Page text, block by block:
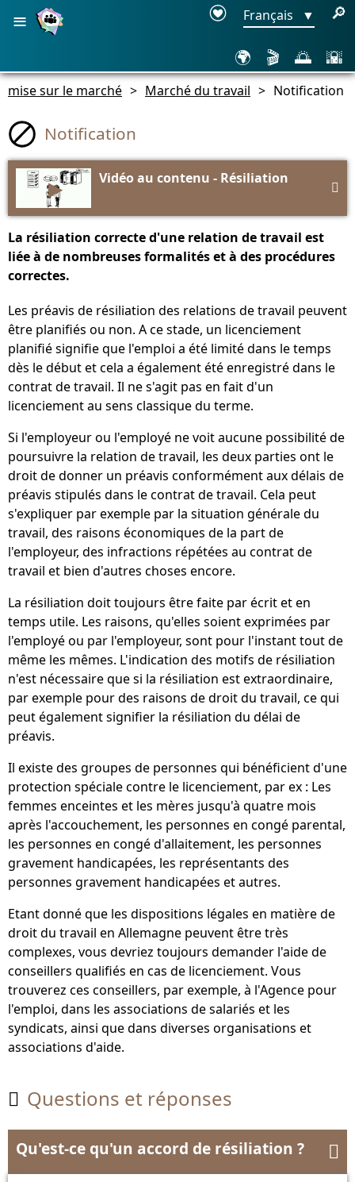
≡ Français ▼ 🔎
🌍 🎬 🌅 🌇
mise sur le marché > Marché du travail > Notification
Notification
▶ Vidéo au contenu - Résiliation

La résiliation correcte d'une relation de travail est
liée à de nombreuses formalités et à des procédures
correctes.
Les préavis de résiliation des relations de travail peuvent
être planifiés ou non. A ce stade, un licenciement
planifié signifie que l'emploi a été limité dans le temps
dès le début et cela a également été enregistré dans le
contrat de travail. Il ne s'agit pas en fait d'un
licenciement au sens classique du terme.
Si l'employeur ou l'employé ne voit aucune possibilité de
poursuivre la relation de travail, les deux parties ont le
droit de donner un préavis conformément aux délais de
préavis stipulés dans le contrat de travail. Cela peut
s'expliquer par exemple par la situation générale du
travail, des raisons économiques de la part de
l'employeur, des infractions répétées au contrat de
travail et bien d'autres choses encore.
La résiliation doit toujours être faite par écrit et en
temps utile. Les raisons, qu'elles soient exprimées par
l'employé ou par l'employeur, sont pour l'instant tout de
même les mêmes. L'indication des motifs de résiliation
n'est nécessaire que si la résiliation est extraordinaire,
par exemple pour des raisons de droit du travail, ce qui
peut également signifier la résiliation du délai de
préavis.
Il existe des groupes de personnes qui bénéficient d'une
protection spéciale contre le licenciement, par ex : Les
femmes enceintes et les mères jusqu'à quatre mois
après l'accouchement, les personnes en congé parental,
les personnes en congé d'allaitement, les personnes
gravement handicapées, les représentants des
personnes gravement handicapées et autres.
Etant donné que les dispositions légales en matière de
droit du travail en Allemagne peuvent être très
complexes, vous devriez toujours demander l'aide de
conseillers qualifiés en cas de licenciement. Vous
trouverez ces conseillers, par exemple, à l'Agence pour
l'emploi, dans les associations de salariés et les
syndicats, ainsi que dans diverses organisations et
associations d'aide.
 Questions et réponses
Qu'est-ce qu'un accord de résiliation ? 